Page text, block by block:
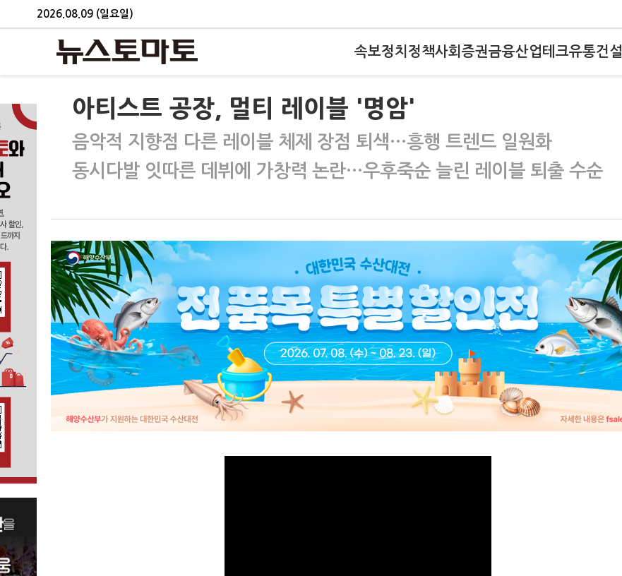
2026.08.09 (일요일)
속보정치 정책사회 증권금융산업테크유통건설
아티스트 공장, 멀티 레이블 '명암'
음악적 지향점 다른 레이블 체제 장점 퇴색…흥행 트렌드 일원화
동시다발 잇따른 데뷔에 가창력 논란…우후죽순 늘린 레이블 퇴출 수순